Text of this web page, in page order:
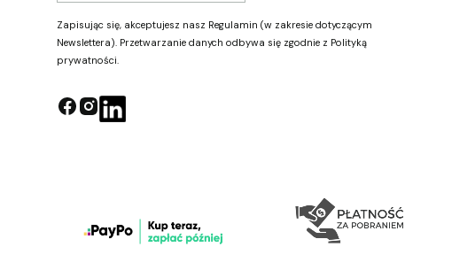
Zapisując się, akceptujesz nasz Regulamin (w zakresie dotyczącym
Newslettera). Przetwarzanie danych odbywa się zgodnie z Polityką
prywatności.